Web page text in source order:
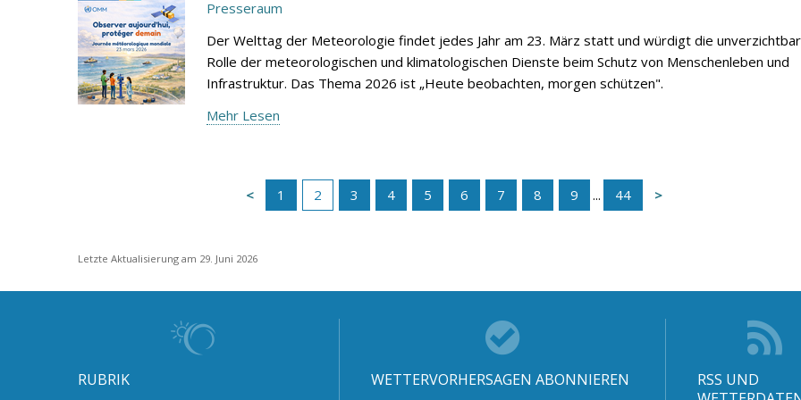
Presseraum
Der Welttag der Meteorologie findet jedes Jahr am 23. März statt und würdigt die
Rolle der meteorologischen und klimatologischen Dienste beim Schutz von Menschenleben und
Infrastruktur. Das Thema 2026 ist „Heute beobachten, morgen schützen".
Mehr Lesen
1 2 3 4 5 6 7 8 9 ... 44
Letzte Aktualisierung am 29. Juni 2026
RUBRIK WETTERVORHERSAGEN ABONNIEREN
RSS UND